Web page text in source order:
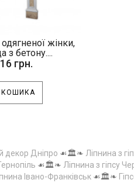
жінки,
з бетону....
грн.
декор Дніпро ☙🏛️❧ Ліпнина з
☙🏛️❧ Ліпнина з гіпсу
Івано-Франківськ ☙🏛️❧